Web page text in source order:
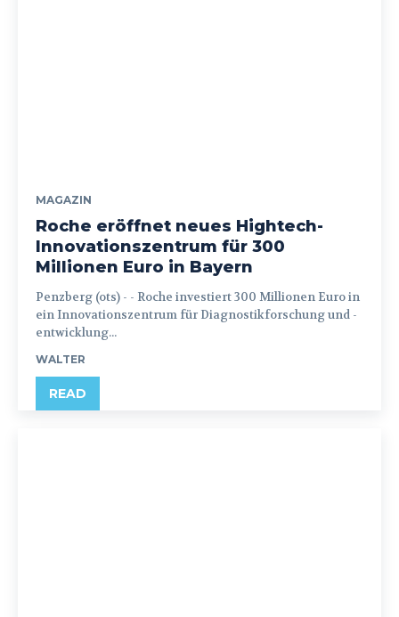
MAGAZIN
Roche eröffnet neues Hightech-
Innovationszentrum für 300
Millionen Euro in Bayern
Penzberg (ots) - - Roche investiert 300 Millionen Euro in
ein Innovationszentrum für Diagnostikforschung und -
entwicklung...
WALTER
READ